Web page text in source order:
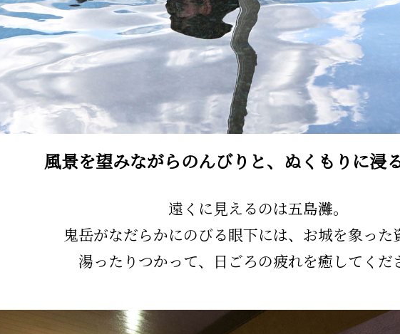
風景を望みながらのんびりと、ぬくもりに浸
遠くに見えるのは五島灘。
鬼岳がなだらかにのびる眼下には、お城を象った
湯ったりつかって、日ごろの疲れを癒してくだ